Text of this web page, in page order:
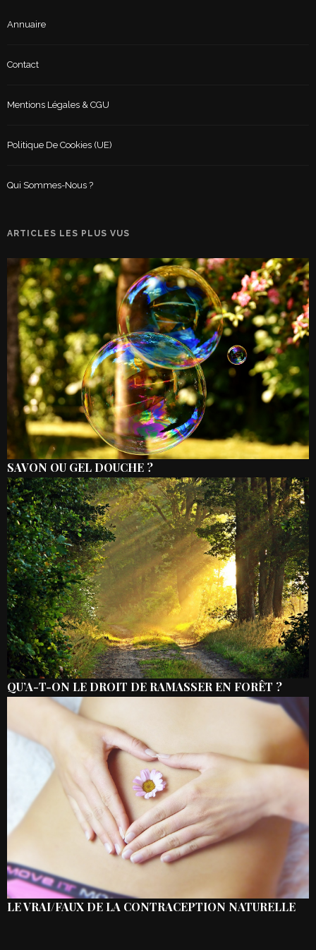
Annuaire
Contact
Mentions Légales & CGU
Politique De Cookies (UE)
Qui Sommes-Nous ?
ARTICLES LES PLUS VUS
SAVON OU GEL DOUCHE ?
QU’A-T-ON LE DROIT DE RAMASSER EN FORÊT ?
LE VRAI/FAUX DE LA CONTRACEPTION NATURELLE